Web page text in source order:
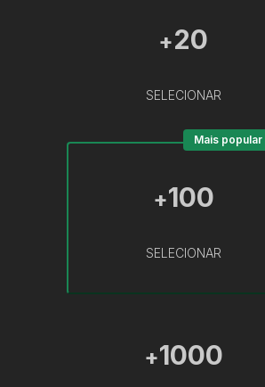
+20
SELECIONAR
+100
SELECIONAR
Mais popular
+1000